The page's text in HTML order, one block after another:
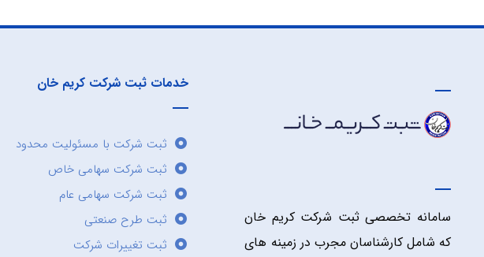
سامانه تخصصی ثبت شرکت کریم خان
که شامل کارشناسان مجرب در زمینه های
خدمات ثبت شرکت کریم خان
ثبت شرکت با مسئولیت محدود
ثبت شرکت سهامی خاص
ثبت شرکت سهامی عام
ثبت طرح صنعتی
ثبت تغییرات شرکت